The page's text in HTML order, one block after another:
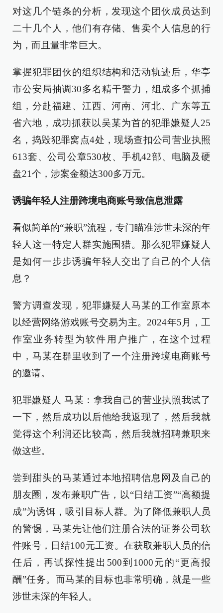
对这几个链条的分析，发现这个团伙成员达到
二十几个人，他们有存储、售卖个人信息的行
为，而且量非常巨大。
掌握犯罪团伙的组织结构和活动轨迹后，华亭
市公安局抽调30多名精干警力，组成多个抓捕
组，分赴福建、江西、河南、河北、广东等五
省六地，成功抓获以吴某为首的犯罪嫌疑人25
名，捣毁犯罪窝点4处，现场查扣公司营业执照
613套、公司公章530枚、手机42部、电脑及硬
盘21个，涉案金额达300多万元。
诱骗年轻人注册跨境电商账号致信息泄露
看似简单的“兼职”流程，专门瞄准涉世未深的年
轻人这一特定人群实施围猎。那么犯罪嫌疑人
是如何一步步诱骗年轻人交出了自己的个人信
息？
警方调查发现，犯罪嫌疑人马某的工作室原本
以经营网络游戏账号交易为主。2024年5月，工
作室业务转型为软件用户推广，在这个过程
中，马某在群里收到了一个注册跨境电商账号
的邀请。
犯罪嫌疑人 马某：拿我自己的营业执照我试了
一下，然后成功以后他给我返现了，然后我就
觉得这个利润还比较高，然后我就招聘兼职来
做这些。
尝到甜头的马某通过本地招聘信息网及自己的
朋友圈，发布兼职广告，以“日结工资”“高额提
成”为诱饵，吸引目标人群。为了降低兼职人员
的警惕，马某先让他们注册合法的证券公司软
件账号，日结100元工资。在获取兼职人员的信
任后，再试探性提出500到1000元的“更高报
酬”任务。而马某的目标也非常明确，就是一些
涉世未深的年轻人。